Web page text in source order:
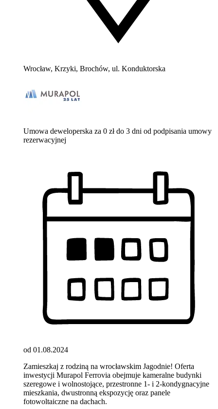
Wrocław, Krzyki, Brochów, ul. Konduktorska
Umowa deweloperska za 0 zł do 3 dni od podpisania umowy
rezerwacyjnej
od 01.08.2024
Zamieszkaj z rodziną na wrocławskim Jagodnie! Oferta
inwestycji Murapol Ferrovia obejmuje kameralne budynki
szeregowe i wolnostojące, przestronne 1- i 2-kondygnacyjne
mieszkania, dwustronną ekspozycję oraz panele
fotowoltaiczne na dachach.